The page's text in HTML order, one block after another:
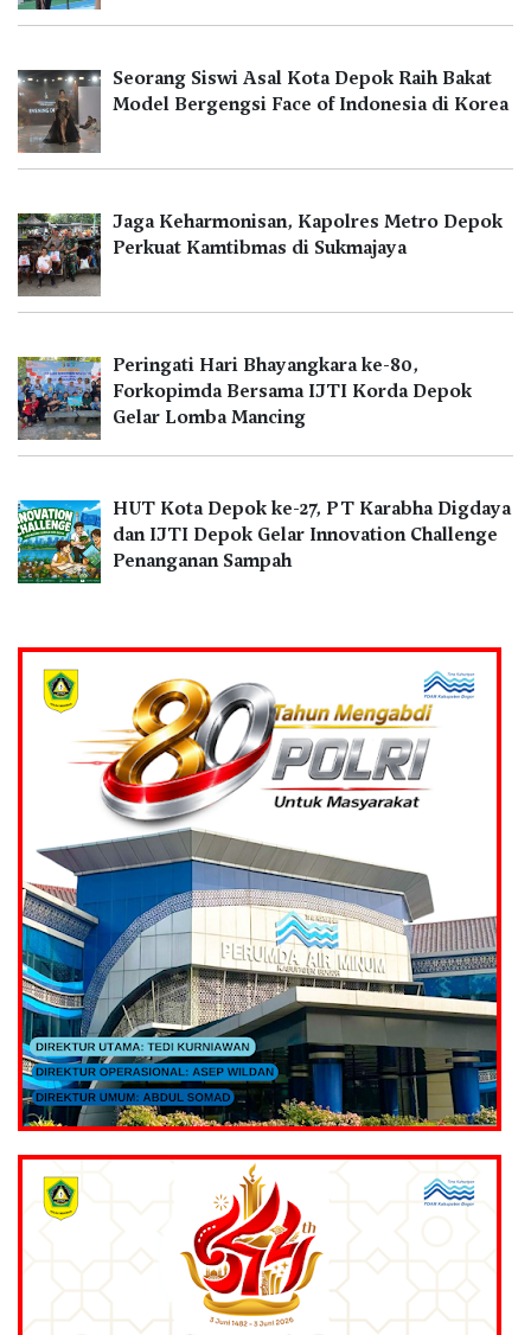
Seorang Siswi Asal Kota Depok Raih Bakat
Model Bergengsi Face of Indonesia di Korea
Jaga Keharmonisan, Kapolres Metro Depok
Perkuat Kamtibmas di Sukmajaya
Peringati Hari Bhayangkara ke-80,
Forkopimda Bersama IJTI Korda Depok
Gelar Lomba Mancing
HUT Kota Depok ke-27, PT Karabha Digdaya
dan IJTI Depok Gelar Innovation Challenge
Penanganan Sampah